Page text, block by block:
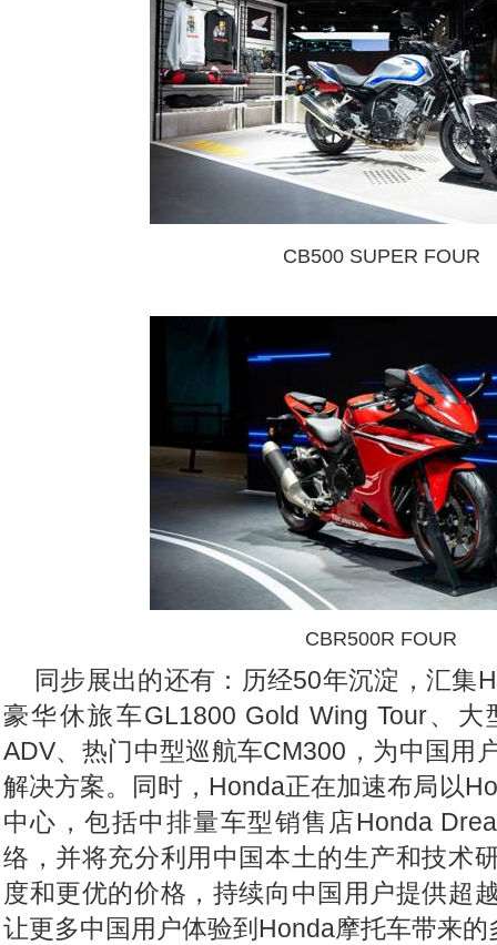
CB500 SUPER FOUR
CBR500R FOUR
同步展出的还有：历经50年沉淀，汇集
豪华休旅车GL1800 Gold Wing Tour、
ADV、热门中型巡航车CM300，为中国用
解决方案。同时，Honda正在加速布局以
中心，包括中排量车型销售店Honda
络，并将充分利用中国本土的生产和技术
度和更优的价格，持续向中国用户提供超
让更多中国用户体验到Honda摩托车带来的